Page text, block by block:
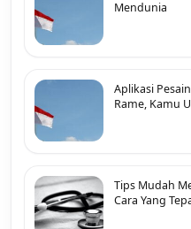
Mendunia
Aplikasi
Rame, Kamu
Tips Mudah
Cara Yang